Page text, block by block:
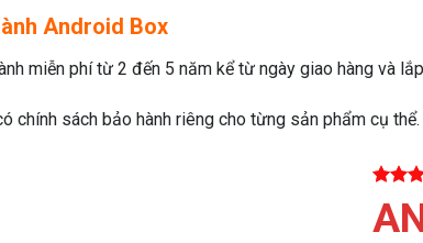
Android Box
miễn phí từ 2 đến 5 năm kể từ ngày giao hàng và
chính sách bảo hành riêng cho từng sản phẩm cụ thể.